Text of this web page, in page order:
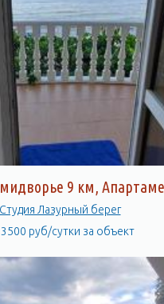
9 км,
Студия Лазурный берег
руб/сутки за объект